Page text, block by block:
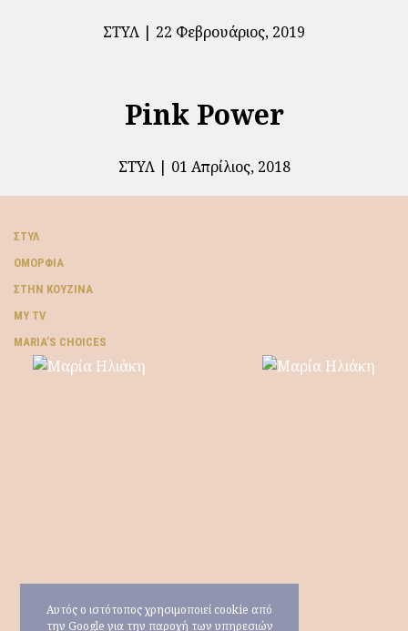
ΣΤΥΛ 22 Φεβρουάριος, 2019
Pink Power
ΣΤΥΛ 01 Απρίλιος, 2018
ΣΤΥΛ
ΟΜΟΡΦΙΆ
ΣΤΗΝ ΚΟΥΖΊΝΑ
MY TV
ΜARIA’S CHOICES
Αυτός ο ιστότοπος χρησιμοποιεί cookie από
την Google για την παροχή των υπηρεσιών